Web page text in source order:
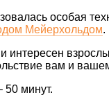
особая
Мейерхольдом.
интересен
вам и
50 минут.